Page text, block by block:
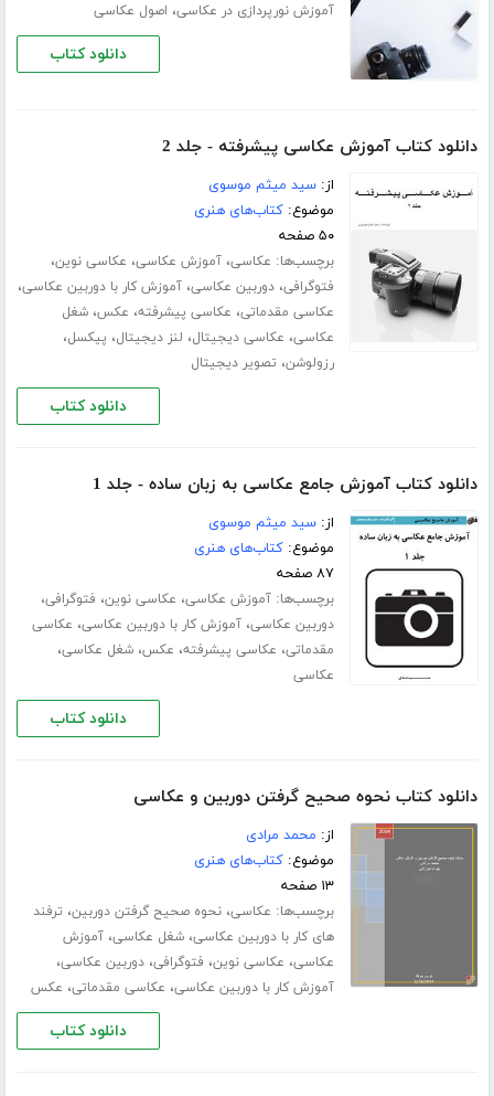
آموزش نورپردازی در عکاسی، اصول عکاسی
دانلود کتاب
دانلود کتاب آموزش عکاسی پیشرفته - جلد 2
از:سید میثم موسوی
موضوع:کتاب‌های هنری
۵۰ صفحه
برچسب‌ها: عکاسی،آموزش عکاسی، عکاسی نوین،
فتوگرافی،دوربین عکاسی،آموزش کار با دوربین عکاسی،
عکاسی مقدماتی، عکاسی پیشرفته، عکس،شغل
عکاسی، عکاسی دیجیتال، لنز دیجیتال، پیکسل،
رزولوشن، تصویر دیجیتال
دانلود کتاب
دانلود کتاب آموزش جامع عکاسی به زبان ساده - جلد 1
از:سید میثم موسوی
موضوع:کتاب‌های هنری
۸۷ صفحه
برچسب‌ها:آموزش عکاسی، عکاسی نوین، فتوگرافی،
دوربین عکاسی،آموزش کار با دوربین عکاسی، عکاسی
مقدماتی، عکاسی پیشرفته، عکس،شغل عکاسی،
عکاسی
دانلود کتاب
دانلود کتاب نحوه صحیح گرفتن دوربین و عکاسی
از: محمد مرادی
موضوع:کتاب‌های هنری
۱۳ صفحه
برچسب‌ها: عکاسی،نحوه صحیح گرفتن دوربین، ترفند
های کار با دوربین عکاسی،شغل عکاسی،آموزش
عکاسی، عکاسی نوین، فتوگرافی،دوربین عکاسی،
آموزش کار با دوربین عکاسی، عکاسی مقدماتی، عکس
دانلود کتاب